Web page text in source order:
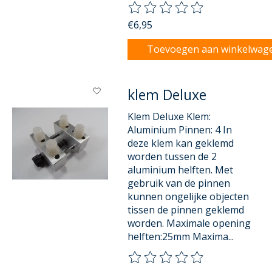
De beoordeling van dit
€6,95
Toevoegen aan
klem Deluxe
Klem Deluxe Klem:
Aluminium Pinnen: 4 In
deze klem kan geklemd
worden tussen de 2
aluminium helften. Met
gebruik van de pinnen
kunnen ongelijke objecten
tissen de pinnen geklemd
worden. Maximale opening
helften:25mm Maxima...
De beoordeling van dit